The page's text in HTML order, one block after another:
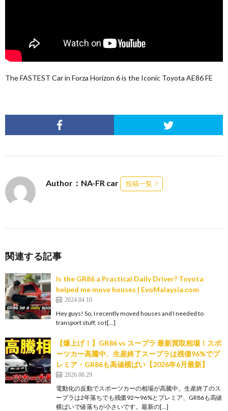
The FASTEST Car in Forza Horizon 6 is the Iconic Toyota AE86 FE
Author：NA-FR car 投稿一覧
関連する記事
Is the GR86 a Practical Daily Driver? Toyota
helped me move houses | EvoMalaysia.com
2024.04.10
Hey guys! So, I recently moved houses and I needed to
transport stuff, so t[…]
【爆上げ！】GR86 vs スープラ 最新買取相場！スポ
ーツカー高騰中、生産終了スープラは残価96%でプ
レミア・GR86も高値横ばい【2026年6月最新】
2026.06.29
電動化の反動でスポーツカーの相場が高騰中。生産終了のス
ープラは2年落ちでも残価92〜96%とプレミア、GR86も高値
横ばいで値落ちが小さいです。最新の[…]